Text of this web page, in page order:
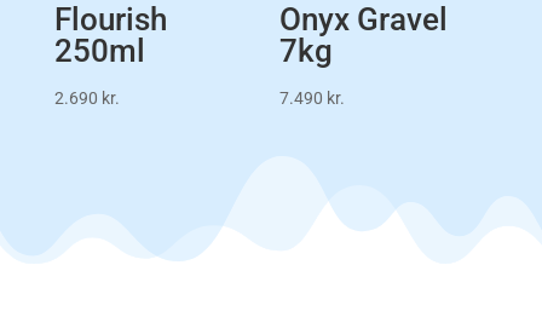
Flourish
250ml
2.690 kr.
Onyx Gravel
7kg
7.490 kr.